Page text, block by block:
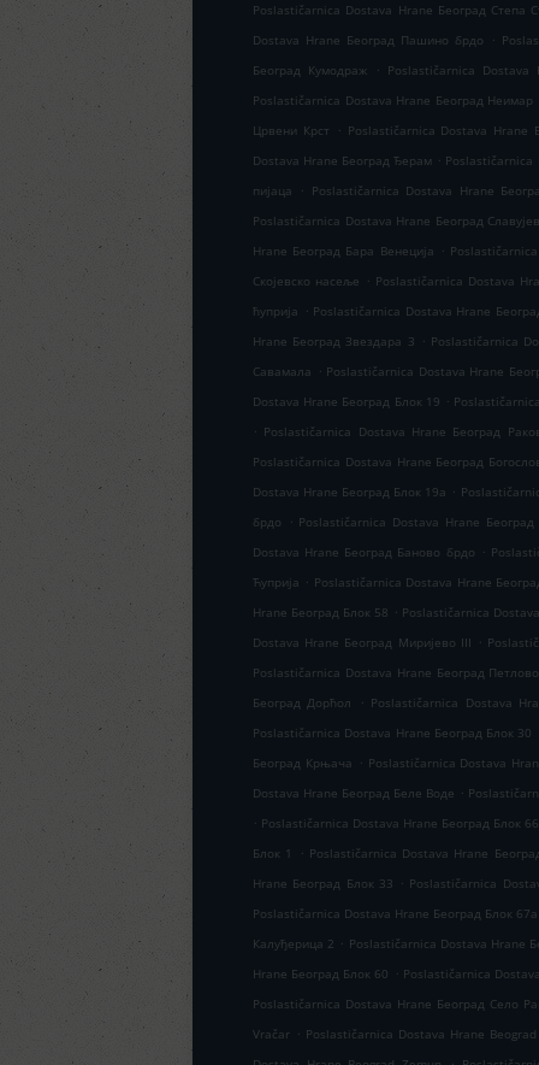
Poslastičarnica Dostava Hrane Београд Степа
Dostava Hrane Београд Пашино брдо
.
Београд Кумодраж
. Poslastičarnica Dostava
Poslastičarnica Dostava Hrane Београд Неимар
Црвени Крст
. Poslastičarnica Dostava Hrane
Dostava Hrane Београд Ђерам . Poslastičarnica
пијаца
. Poslastičarnica Dostava Hrane
Poslastičarnica Dostava Hrane Београд
Hrane Београд Бара Венеција .
Скојевско насеље . Poslastičarnica Dostava
ћуприја . Poslastičarnica Dostava Hrane
Hrane Београд Звездара 3 . Poslastičarnica
Савамала . Poslastičarnica Dostava Hrane
Dostava Hrane Београд Блок 19 .
. Poslastičarnica Dostava Hrane Београд
Poslastičarnica Dostava Hrane Београд
Dostava Hrane Београд Блок 19а .
брдо
. Poslastičarnica Dostava Hrane Београд
Dostava Hrane Београд Баново брдо .
Ћуприја . Poslastičarnica Dostava Hrane
Hrane Београд Блок 58 . Poslastičarnica
Dostava Hrane Београд Миријево III .
Poslastičarnica Dostava Hrane Београд
Београд Дорћол
. Poslastičarnica Dostava
Poslastičarnica Dostava Hrane Београд Блок 30
Београд Крњача . Poslastičarnica Dostava
Dostava Hrane Београд Беле Воде .
. Poslastičarnica Dostava Hrane Београд Блок 66
Блок 1
. Poslastičarnica Dostava Hrane
Hrane Београд Блок 33 . Poslastičarnica
Poslastičarnica Dostava Hrane Београд Блок 67а
Калуђерица 2 . Poslastičarnica Dostava Hrane
Hrane Београд Блок 60 . Poslastičarnica
Poslastičarnica Dostava Hrane Београд Село
Vračar . Poslastičarnica Dostava Hrane Beograd
.